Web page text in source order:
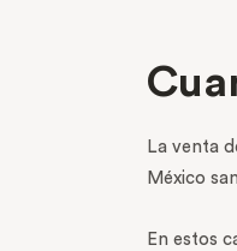
La venta
México
En estos